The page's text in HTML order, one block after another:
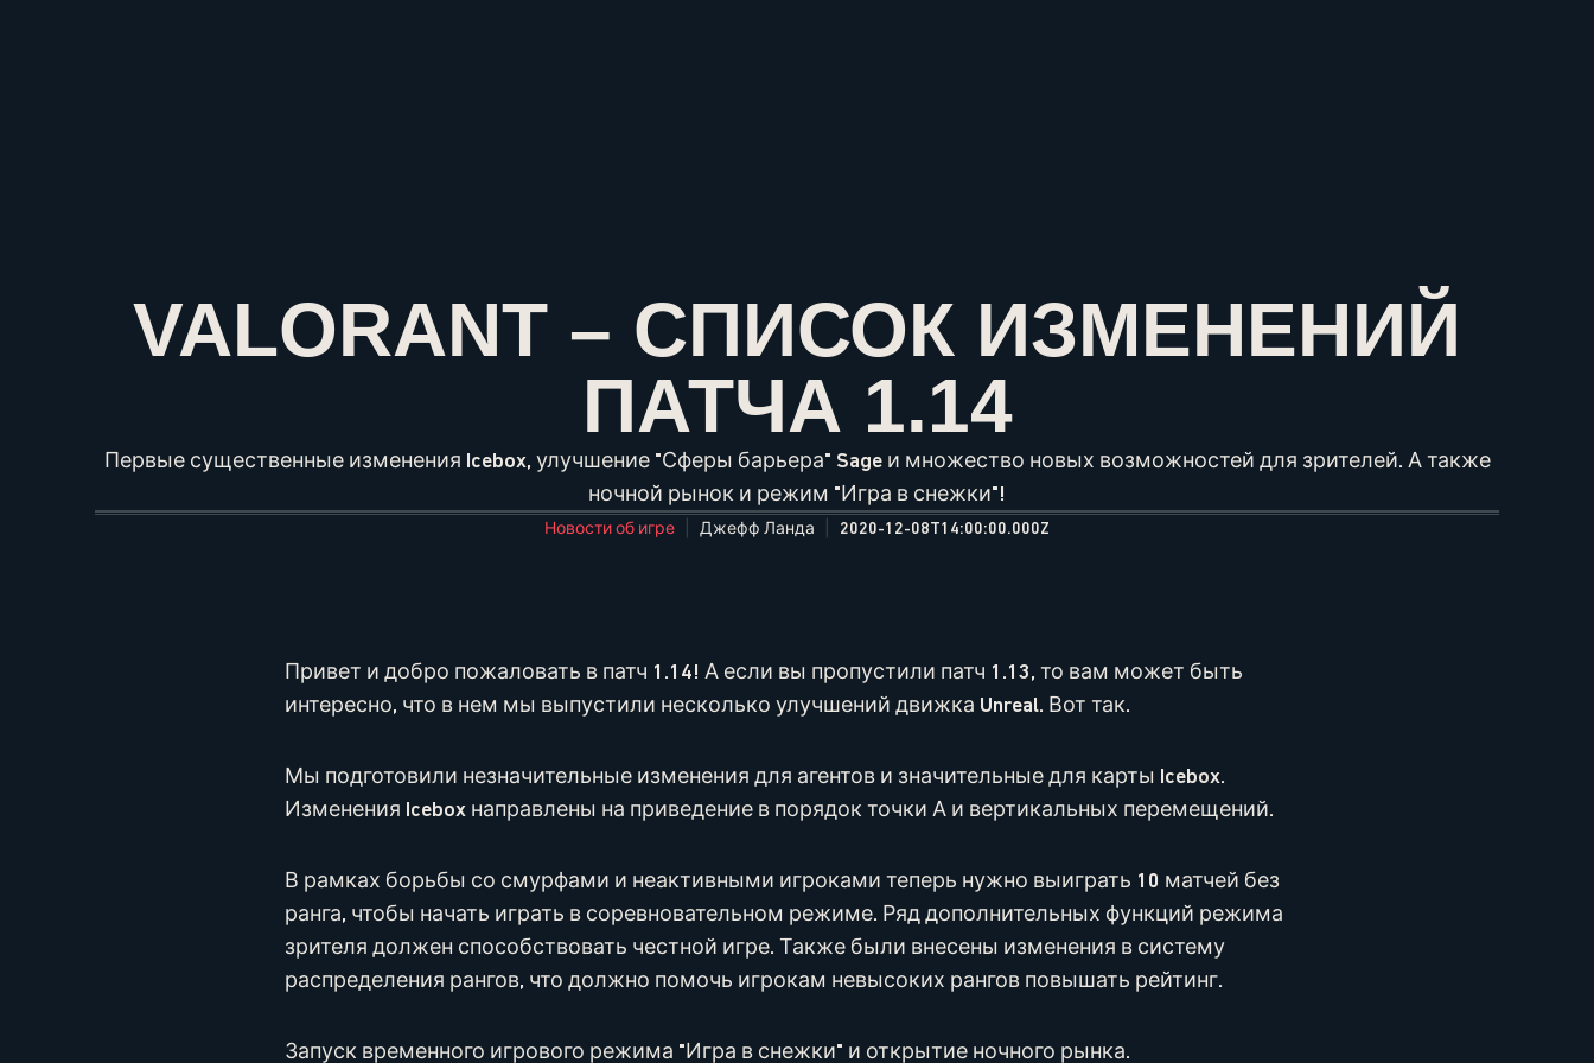
VALORANT – СПИСОК ИЗМЕНЕНИЙ
ПАТЧА 1.14
Первые существенные изменения Icebox, улучшение "Сферы барьера" Sage и множество новых возможностей для зрителей. А также
ночной рынок и режим "Игра в снежки"!
Новости об игре Джефф Ланда 2020-12-08T14:00:00.000Z
Привет и добро пожаловать в патч 1.14! А если вы пропустили патч 1.13, то вам может быть
интересно, что в нем мы выпустили несколько улучшений движка Unreal. Вот так.
Мы подготовили незначительные изменения для агентов и значительные для карты Icebox.
Изменения Icebox направлены на приведение в порядок точки А и вертикальных перемещений.
В рамках борьбы со смурфами и неактивными игроками теперь нужно выиграть 10 матчей без
ранга, чтобы начать играть в соревновательном режиме. Ряд дополнительных функций режима
зрителя должен способствовать честной игре. Также были внесены изменения в систему
распределения рангов, что должно помочь игрокам невысоких рангов повышать рейтинг.
Запуск временного игрового режима "Игра в снежки" и открытие ночного рынка.